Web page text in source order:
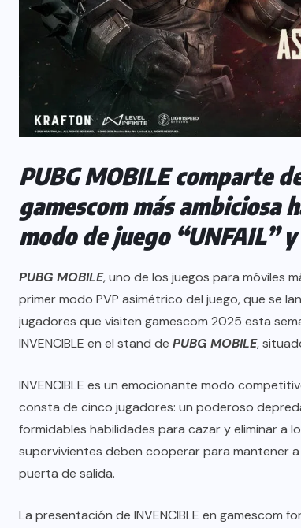
PUBG MOBILE comparte
gamescom más ambiciosa
modo de juego “UNFAIL”
PUBG MOBILE, uno de los juegos para móviles
primer modo PVP asimétrico del juego, que se
jugadores que visiten gamescom 2025 esta
INVENCIBLE en el stand de PUBG MOBILE,
INVENCIBLE es un emocionante modo
consta de cinco jugadores: un poderoso
formidables habilidades para cazar y eliminar a
supervivientes deben cooperar para mantener
puerta de salida.
La presentación de INVENCIBLE en gamescom